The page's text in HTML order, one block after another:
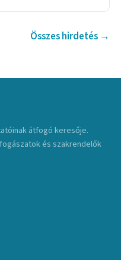
Összes hirdetés →
átfogó keresője.
és szakrendelők